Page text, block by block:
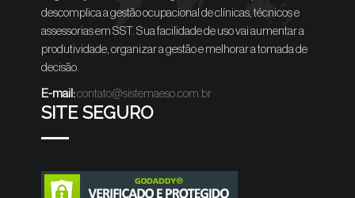
descomplica a gestão ocupacional de clínicas, técnicos e
assessorias em SST. Sua facilidade de uso vai aumentar a
produtividade, organizar a gestão e melhorar a tomada de
decisão.
E-mail:contato@sistemaeso.com.br
SITE SEGURO